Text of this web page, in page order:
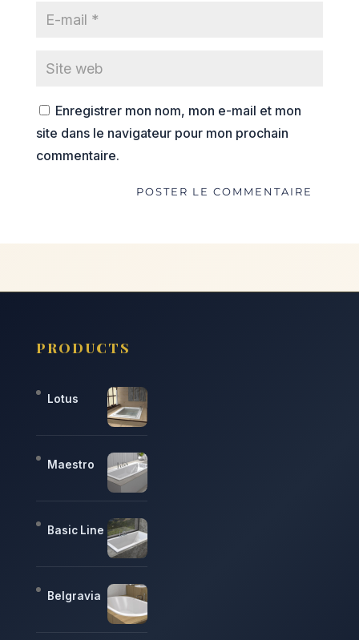
Enregistrer mon nom, mon e-mail et mon
site dans le navigateur pour mon prochain
commentaire.
PRODUCTS
Lotus
Maestro
Basic Line
Belgravia